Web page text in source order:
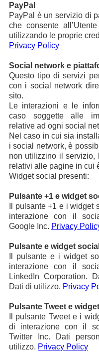
PayPal
PayPal è un servizio di
che consente
utilizzando le proprie
Privacy Policy
Social network e
Questo tipo di servizi
con i social network
sito.
Le interazioni e le
caso soggette alle
relative ad ogni social
Nel caso in cui sia
i social network, è
non utilizzino il servizio,
relativi alle pagine in cui
Widget social presenti:
Pulsante +1 e widget
Il pulsante +1 e i widget
interazione con il
Google Inc. Privacy
Pulsante e widget
Il pulsante e i widget
interazione con il
LinkedIn Corporation.
Dati di utilizzo. Privacy
Pulsante Tweet e
Il pulsante Tweet e i
di interazione con il
Twitter Inc. Dati
utilizzo. Privacy Policy